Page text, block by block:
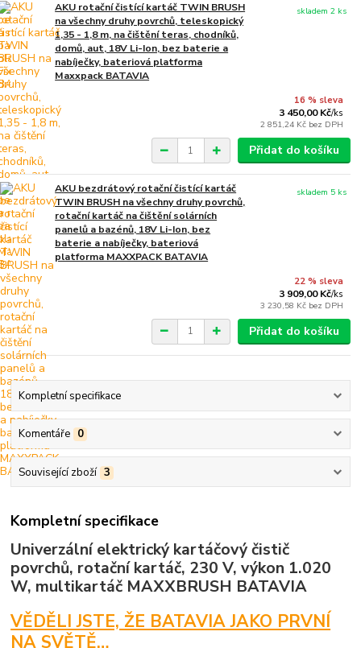
AKU rotační čistící kartáč TWIN BRUSH
na všechny druhy povrchů, teleskopický
1,35 - 1,8 m, na čištění teras, chodníků,
domů, aut, 18V Li-Ion, bez baterie a
nabíječky, bateriová platforma
Maxxpack BATAVIA
16 % sleva
3 450,00 Kč/ks
2 851,24 Kč bez DPH
skladem 2 ks
Přidat do košíku
AKU bezdrátový rotační čistící kartáč
TWIN BRUSH na všechny druhy povrchů,
rotační kartáč na čištění solárních
panelů a bazénů, 18V Li-Ion, bez
baterie a nabíječky, bateriová
platforma MAXXPACK BATAVIA
22 % sleva
3 909,00 Kč/ks
3 230,58 Kč bez DPH
skladem 5 ks
Přidat do košíku
Kompletní specifikace
Komentáře 0
Související zboží 3
Kompletní specifikace
Univerzální elektrický kartáčový čistič
povrchů, rotační kartáč, 230 V, výkon 1.020
W, multikartáč MAXXBRUSH BATAVIA
VĚDĚLI JSTE, ŽE BATAVIA JAKO PRVNÍ
NA SVĚTĚ…